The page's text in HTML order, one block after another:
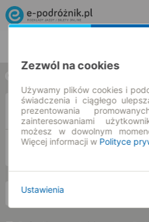
Z
DO
pt. 7 sie.
Zezwól na cookies
Używamy plików cookies i
świadczenia i ciągłego
prezentowania
zainteresowaniami
możesz w dowolnym
Więcej informacji w Polityce
Ustawienia